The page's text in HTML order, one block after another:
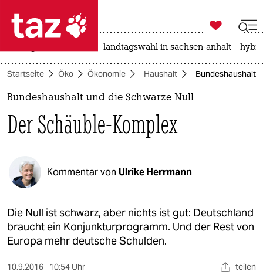
 taz zahl ich
taz zahl ich
politik
öko
gesellschaft
kultur
sport
berlin

taz zahl ich
landtagswahl in sachsen-anhalt
Startseite Öko Ökonomie Haushalt Bundeshaushalt
Bundeshaushalt und die Schwarze Null
Der Schäuble-Komplex
Kommentar von Ulrike Herrmann
Die Null ist schwarz, aber nichts ist gut: Deutschland
braucht ein Konjunkturprogramm. Und der Rest von
Europa mehr deutsche Schulden.
10.9.2016 10:54 Uhr teilen